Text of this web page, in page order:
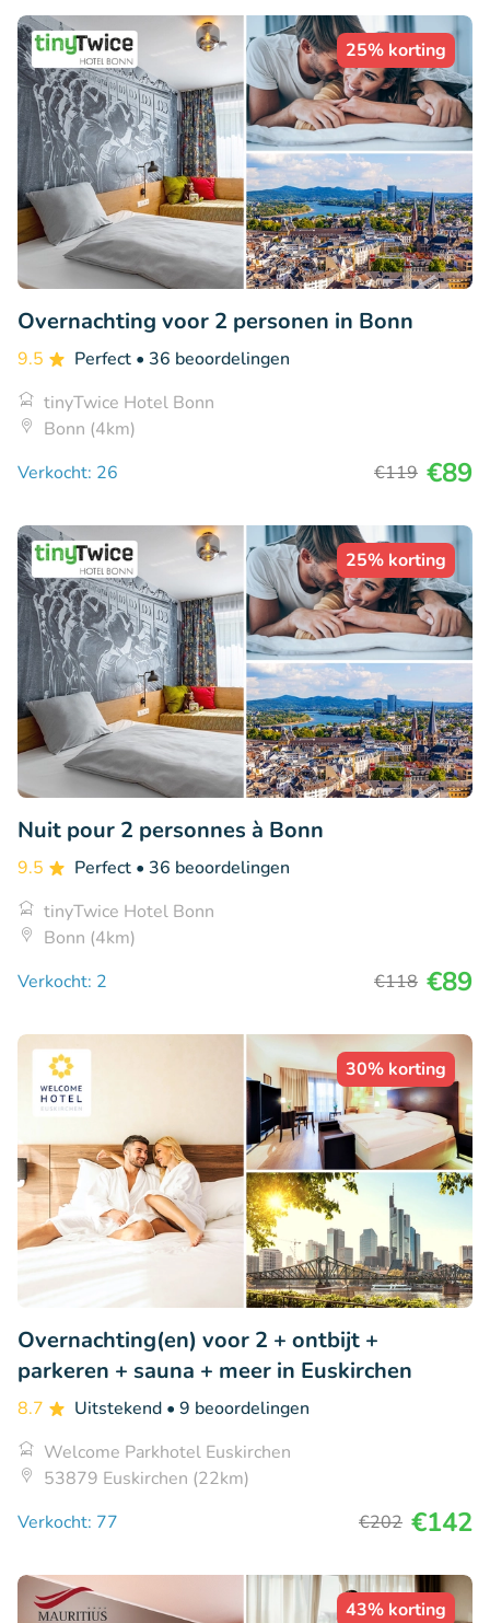
25% korting
Overnachting voor 2 personen in Bonn
9.5 Perfect • 36 beoordelingen
tinyTwice Hotel Bonn
Bonn (4km)
Verkocht: 26
€119 €89
25% korting
Nuit pour 2 personnes à Bonn
9.5 Perfect • 36 beoordelingen
tinyTwice Hotel Bonn
Bonn (4km)
Verkocht: 2
€118 €89
30% korting
Overnachting(en) voor 2 + ontbijt +
parkeren + sauna + meer in Euskirchen
8.7 Uitstekend • 9 beoordelingen
Welcome Parkhotel Euskirchen
53879 Euskirchen (22km)
Verkocht: 77
€202 €142
43% korting